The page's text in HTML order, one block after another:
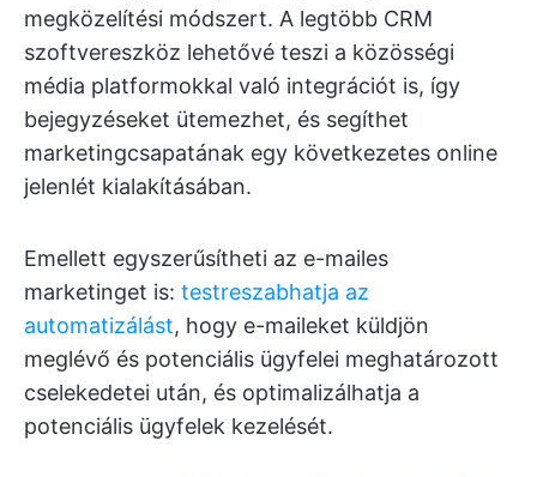
megközelítési módszert. A legtöbb CRM
szoftvereszköz lehetővé teszi a közösségi
média platformokkal való integrációt is, így
bejegyzéseket ütemezhet, és segíthet
marketingcsapatának egy következetes online
jelenlét kialakításában.
Emellett egyszerűsítheti az e-mailes
marketinget is: testreszabhatja az
automatizálást, hogy e-maileket küldjön
meglévő és potenciális ügyfelei meghatározott
cselekedetei után, és optimalizálhatja a
potenciális ügyfelek kezelését.